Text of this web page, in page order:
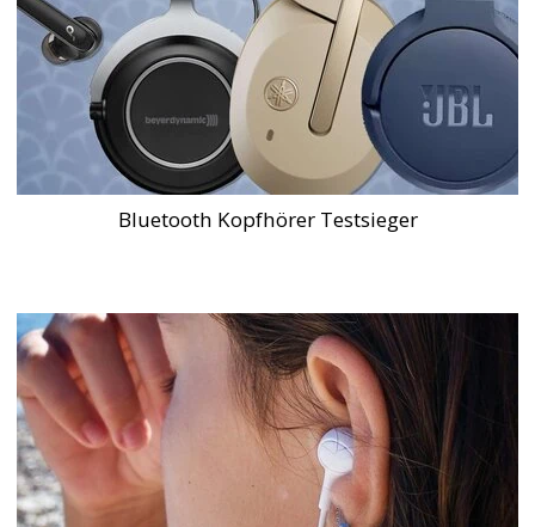
Bluetooth Kopfhörer Testsieger